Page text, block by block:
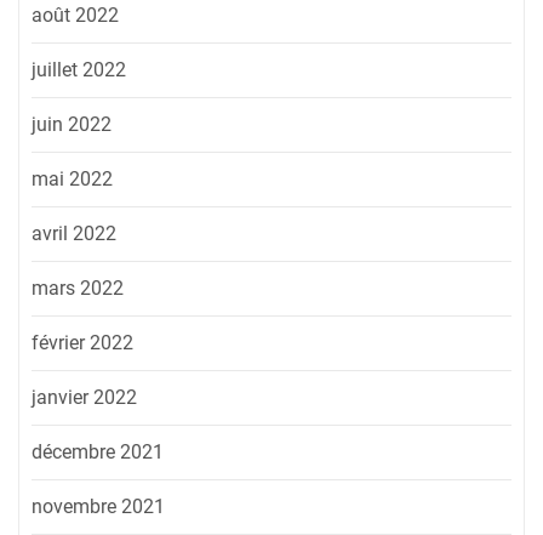
août 2022
juillet 2022
juin 2022
mai 2022
avril 2022
mars 2022
février 2022
janvier 2022
décembre 2021
novembre 2021